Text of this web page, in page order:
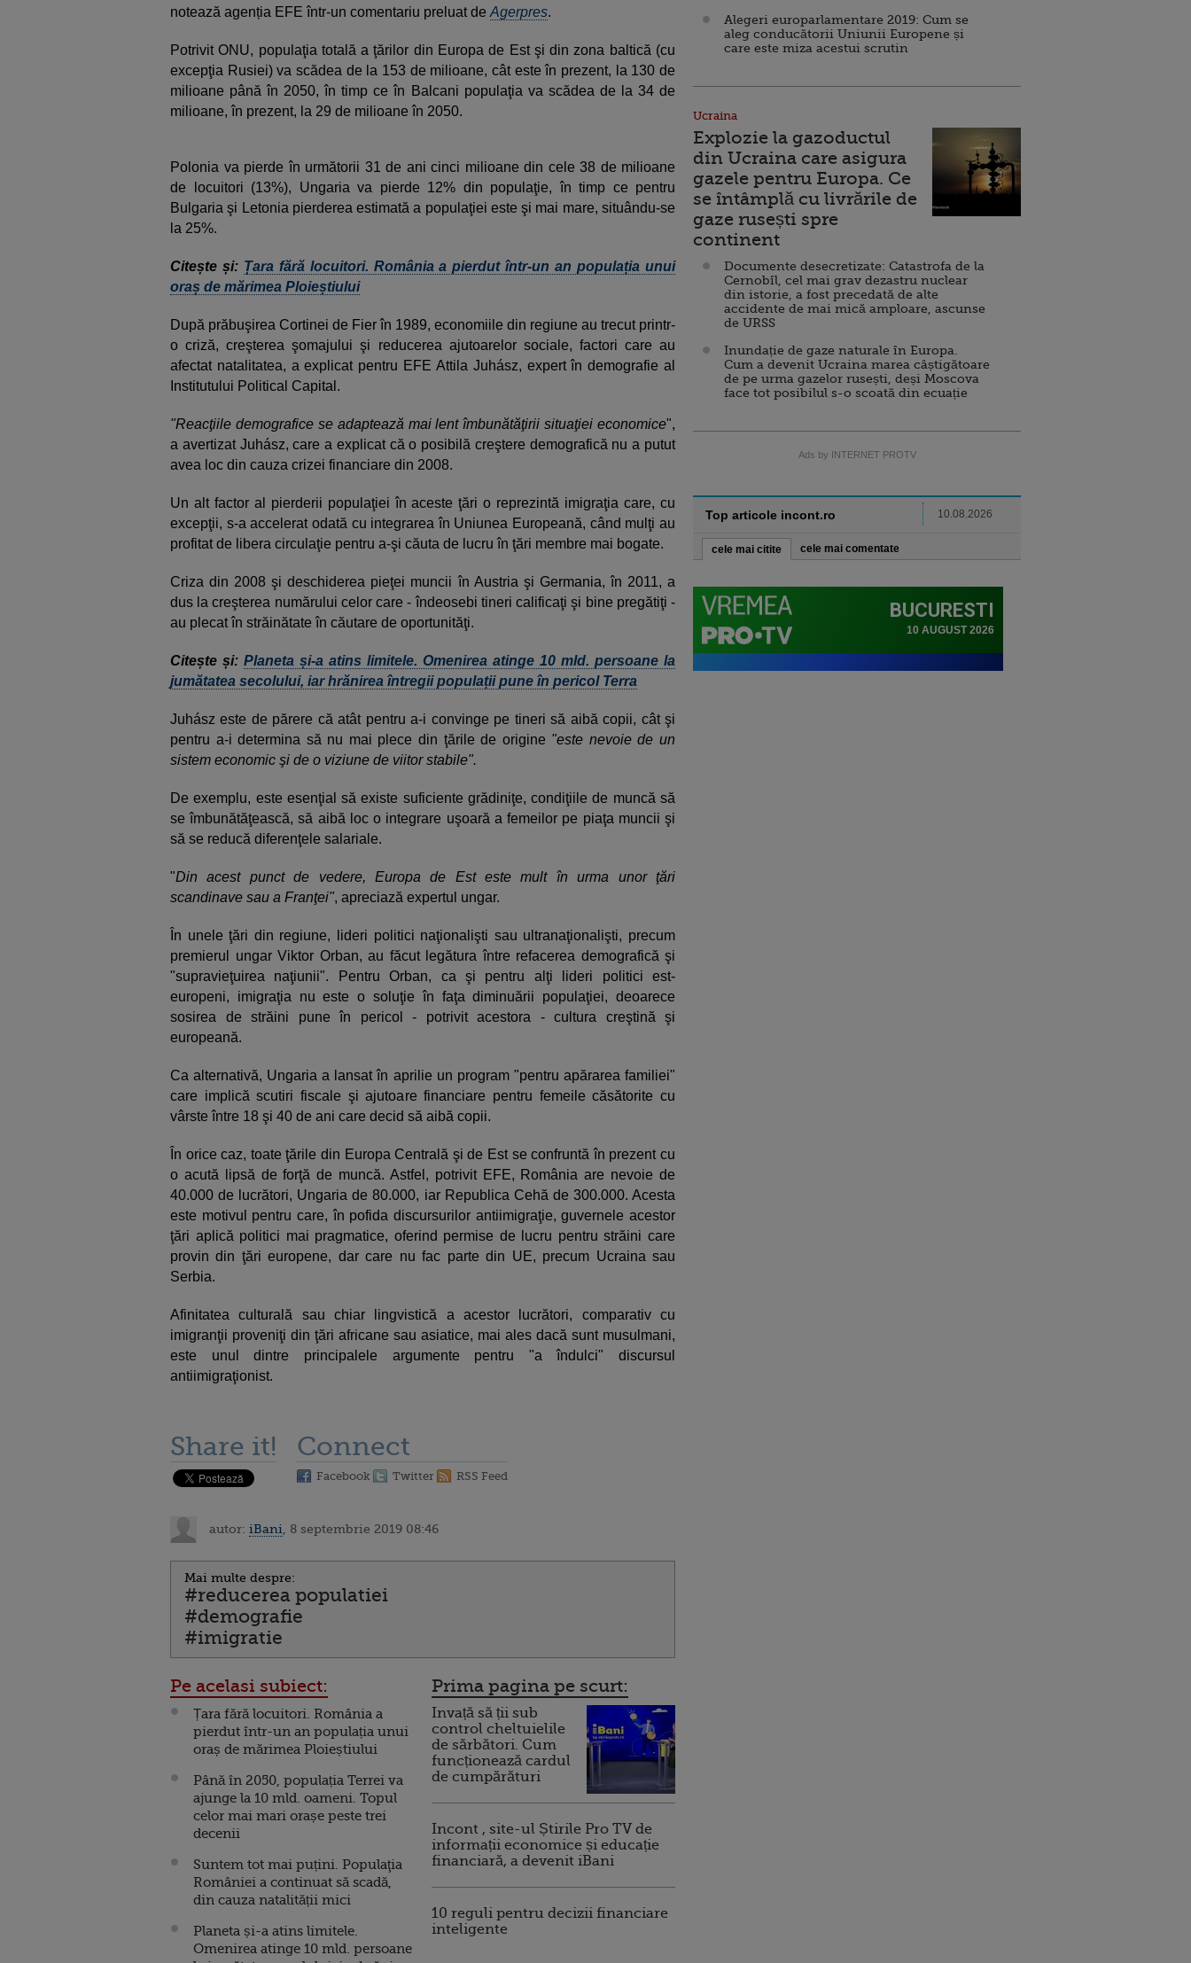
notează agenția EFE într-un comentariu preluat de Agerpres.
Potrivit ONU, populaţia totală a ţărilor din Europa de Est şi din zona baltică (cu
excepţia Rusiei) va scădea de la 153 de milioane, cât este în prezent, la 130 de
milioane până în 2050, în timp ce în Balcani populaţia va scădea de la 34 de
milioane, în prezent, la 29 de milioane în 2050.
Polonia va pierde în următorii 31 de ani cinci milioane din cele 38 de milioane
de locuitori (13%), Ungaria va pierde 12% din populaţie, în timp ce pentru
Bulgaria şi Letonia pierderea estimată a populaţiei este şi mai mare, situându-se
la 25%.
Citește și: Țara fără locuitori. România a pierdut într-un an populația unui
oraș de mărimea Ploieștiului
După prăbuşirea Cortinei de Fier în 1989, economiile din regiune au trecut printr-
o criză, creşterea şomajului şi reducerea ajutoarelor sociale, factori care au
afectat natalitatea, a explicat pentru EFE Attila Juhász, expert în demografie al
Institutului Political Capital.
"Reacţiile demografice se adaptează mai lent îmbunătăţirii situaţiei economice",
a avertizat Juhász, care a explicat că o posibilă creştere demografică nu a putut
avea loc din cauza crizei financiare din 2008.
Un alt factor al pierderii populaţiei în aceste ţări o reprezintă imigraţia care, cu
excepţii, s-a accelerat odată cu integrarea în Uniunea Europeană, când mulţi au
profitat de libera circulaţie pentru a-şi căuta de lucru în ţări membre mai bogate.
Criza din 2008 şi deschiderea pieţei muncii în Austria şi Germania, în 2011, a
dus la creşterea numărului celor care - îndeosebi tineri calificaţi şi bine pregătiţi -
au plecat în străinătate în căutare de oportunităţi.
Citește și: Planeta și-a atins limitele. Omenirea atinge 10 mld. persoane la
jumătatea secolului, iar hrănirea întregii populații pune în pericol Terra
Juhász este de părere că atât pentru a-i convinge pe tineri să aibă copii, cât şi
pentru a-i determina să nu mai plece din ţările de origine "este nevoie de un
sistem economic şi de o viziune de viitor stabile".
De exemplu, este esenţial să existe suficiente grădiniţe, condiţiile de muncă să
se îmbunătăţească, să aibă loc o integrare uşoară a femeilor pe piaţa muncii şi
să se reducă diferenţele salariale.
"Din acest punct de vedere, Europa de Est este mult în urma unor ţări
scandinave sau a Franţei", apreciază expertul ungar.
În unele ţări din regiune, lideri politici naţionalişti sau ultranaţionalişti, precum
premierul ungar Viktor Orban, au făcut legătura între refacerea demografică şi
"supravieţuirea naţiunii". Pentru Orban, ca şi pentru alţi lideri politici est-
europeni, imigraţia nu este o soluţie în faţa diminuării populaţiei, deoarece
sosirea de străini pune în pericol - potrivit acestora - cultura creştină şi
europeană.
Ca alternativă, Ungaria a lansat în aprilie un program "pentru apărarea familiei"
care implică scutiri fiscale şi ajutoare financiare pentru femeile căsătorite cu
vârste între 18 şi 40 de ani care decid să aibă copii.
În orice caz, toate ţările din Europa Centrală şi de Est se confruntă în prezent cu
o acută lipsă de forţă de muncă. Astfel, potrivit EFE, România are nevoie de
40.000 de lucrători, Ungaria de 80.000, iar Republica Cehă de 300.000. Acesta
este motivul pentru care, în pofida discursurilor antiimigraţie, guvernele acestor
ţări aplică politici mai pragmatice, oferind permise de lucru pentru străini care
provin din ţări europene, dar care nu fac parte din UE, precum Ucraina sau
Serbia.
Afinitatea culturală sau chiar lingvistică a acestor lucrători, comparativ cu
imigranţii proveniţi din ţări africane sau asiatice, mai ales dacă sunt musulmani,
este unul dintre principalele argumente pentru "a îndulci" discursul
antiimigraţionist.
Share it! Connect
Facebook Twitter RSS Feed
autor: iBani , 8 septembrie 2019 08:46
Mai multe despre:
#reducerea populatiei
#demografie
#imigratie
Pe acelasi subiect:
Țara fără locuitori. România a
pierdut într-un an populația unui
oraș de mărimea Ploieștiului
Până în 2050, populația Terrei va
ajunge la 10 mld. oameni. Topul
celor mai mari orașe peste trei
decenii
Suntem tot mai puțini. Populaţia
României a continuat să scadă,
din cauza natalității mici
Planeta și-a atins limitele.
Omenirea atinge 10 mld. persoane
Prima pagina pe scurt:
Invață să ții sub
control cheltuielile
de sărbători. Cum
funcționează cardul
de cumpărături
Incont , site-ul Știrile Pro TV de
informații economice și educație
financiară, a devenit iBani
10 reguli pentru decizii financiare
inteligente
Alegeri europarlamentare 2019: Cum se
aleg conducătorii Uniunii Europene și
care este miza acestui scrutin
Ucraina
Explozie la gazoductul
din Ucraina care asigura
gazele pentru Europa. Ce
se întâmplă cu livrările de
gaze rusești spre
continent
Documente desecretizate: Catastrofa de la
Cernobîl, cel mai grav dezastru nuclear
din istorie, a fost precedată de alte
accidente de mai mică amploare, ascunse
de URSS
Inundație de gaze naturale în Europa.
Cum a devenit Ucraina marea câștigătoare
de pe urma gazelor rusești, deși Moscova
face tot posibilul s-o scoată din ecuație
Ads by INTERNET PROTV
Top articole incont.ro 10.08.2026
cele mai citite cele mai comentate